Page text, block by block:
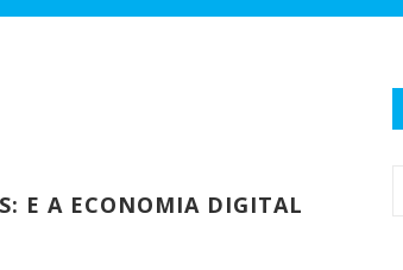
E A ECONOMIA DIGITAL